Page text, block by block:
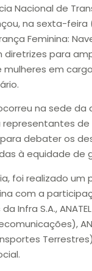
Nacional de
na sexta-feira
Feminina:
para
em
na sede da
representantes
debater os
à equidade de
foi realizado um
com a
Infra S.A.,